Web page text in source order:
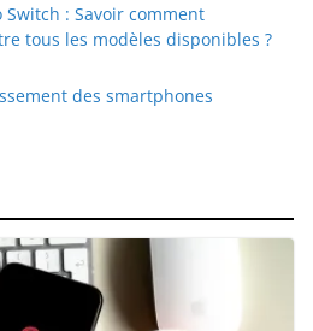
: Savoir comment
tous les modèles disponibles ?
des smartphones